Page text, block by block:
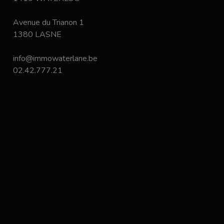
Avenue du Trianon 1
1380 LASNE
info@immowaterlane.be
02.42.777.21